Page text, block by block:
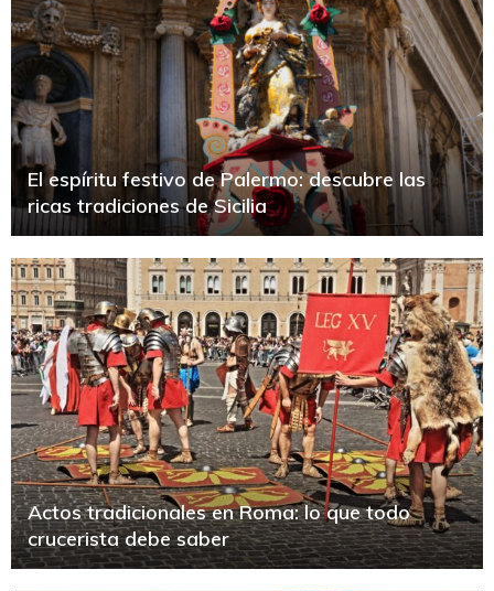
El espíritu festivo de Palermo: descubre las
ricas tradiciones de Sicilia
Actos tradicionales en Roma: lo que todo
crucerista debe saber